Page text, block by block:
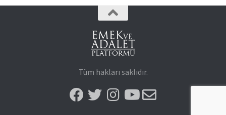
Tüm hakları saklıdır.